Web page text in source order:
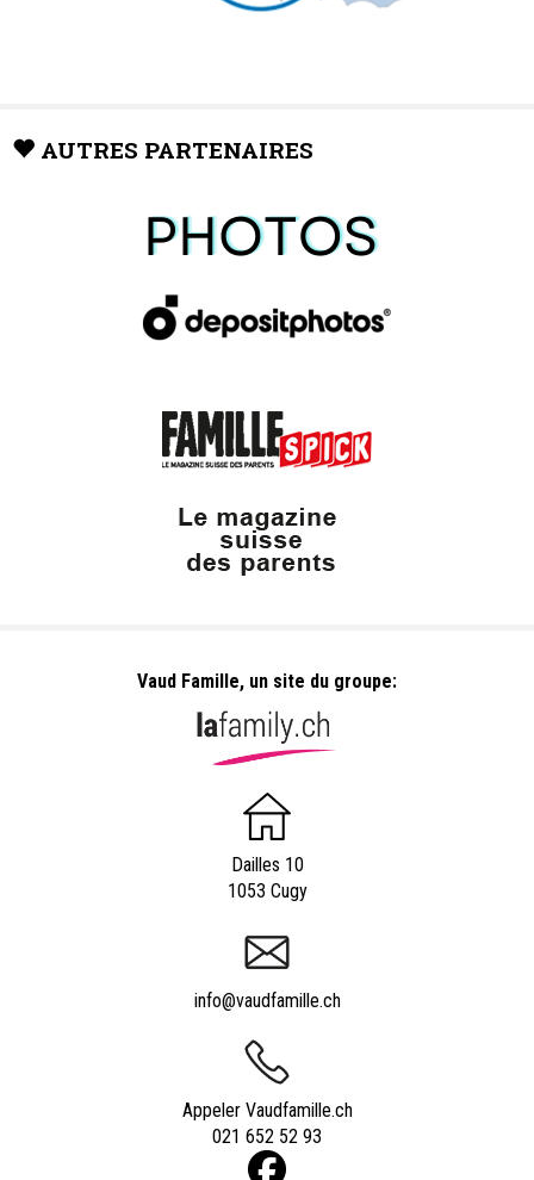
AUTRES PARTENAIRES
Vaud Famille, un site du groupe:
Dailles 10
1053 Cugy
info@vaudfamille.ch
Appeler Vaudfamille.ch
021 652 52 93